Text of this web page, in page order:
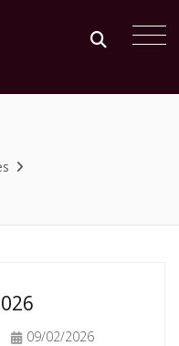
09/02/2026